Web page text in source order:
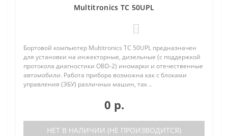
Multitronics TC 50UPL
Бортовой компьютер Multitronics TC 50UPL предназначен
для установки на инжекторные, дизельные (с поддержкой
протокола диагностики OBD-2) иномарки и отечественные
автомобили. Работа прибора возможна как с блоками
управления (ЭБУ) различных машин, так ..
0 р.
НЕТ В НАЛИЧИИ (НЕ ПРОИЗВОДИТСЯ)